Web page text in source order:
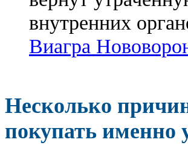
внутренних
Виагра
Несколько
покупать именно